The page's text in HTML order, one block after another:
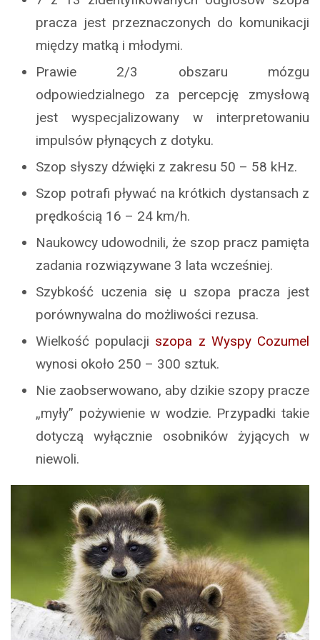
pracza jest przeznaczonych do komunikacji
między matką i młodymi.
Prawie 2/3 obszaru mózgu
odpowiedzialnego za percepcję zmysłową
jest wyspecjalizowany w interpretowaniu
impulsów płynących z dotyku.
Szop słyszy dźwięki z zakresu 50 – 58 kHz.
Szop potrafi pływać na krótkich dystansach z
prędkością 16 – 24 km/h.
Naukowcy udowodnili, że szop pracz pamięta
zadania rozwiązywane 3 lata wcześniej.
Szybkość uczenia się u szopa pracza jest
porównywalna do możliwości rezusa.
Wielkość populacji szopa z Wyspy Cozumel
wynosi około 250 – 300 sztuk.
Nie zaobserwowano, aby dzikie szopy pracze
„myły” pożywienie w wodzie. Przypadki takie
dotyczą wyłącznie osobników żyjących w
niewoli.